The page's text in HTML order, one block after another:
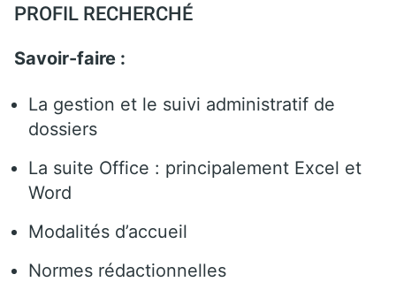
PROFIL RECHERCHÉ
Savoir-faire :
La gestion et le suivi administratif de
dossiers
La suite Office : principalement Excel et
Word
Modalités d’accueil
Normes rédactionnelles